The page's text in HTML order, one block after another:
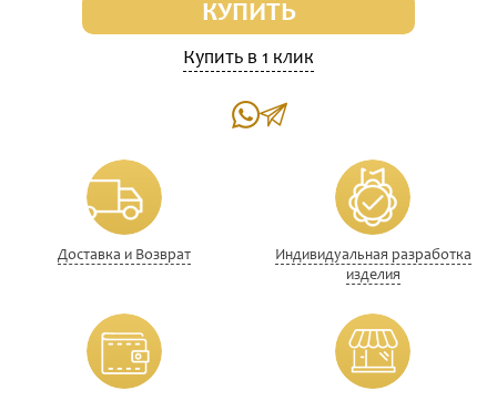
КУПИТЬ
Купить в 1 клик
Доставка и Возврат
Индивидуальная разработка
изделия